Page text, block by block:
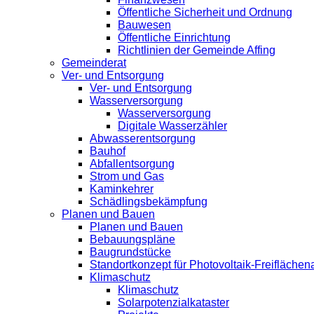
Öffentliche Sicherheit und Ordnung
Bauwesen
Öffentliche Einrichtung
Richtlinien der Gemeinde Affing
Gemeinderat
Ver- und Entsorgung
Ver- und Entsorgung
Wasserversorgung
Wasserversorgung
Digitale Wasserzähler
Abwasserentsorgung
Bauhof
Abfallentsorgung
Strom und Gas
Kaminkehrer
Schädlingsbekämpfung
Planen und Bauen
Planen und Bauen
Bebauungspläne
Baugrundstücke
Standortkonzept für Photovoltaik-
Klimaschutz
Klimaschutz
Solarpotenzialkataster